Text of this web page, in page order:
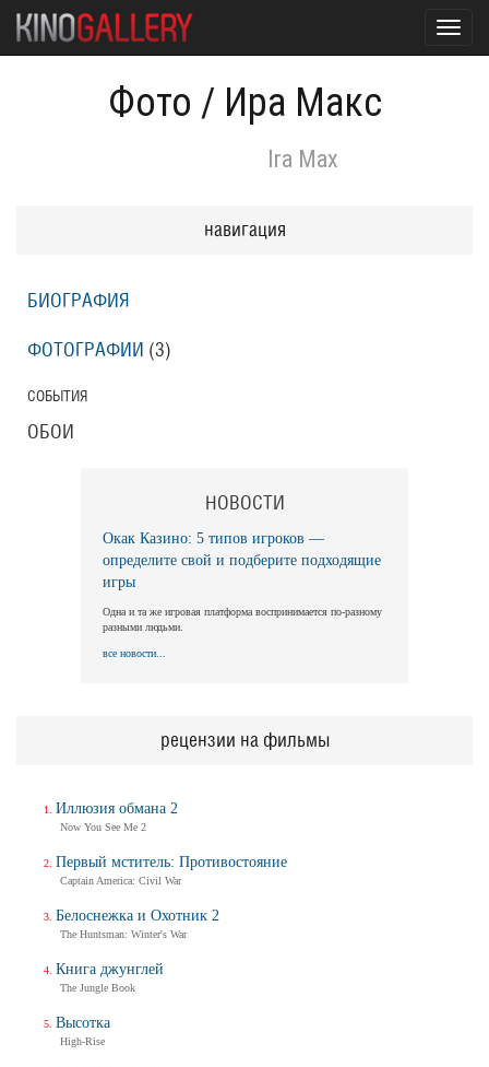
Фото / Ира Макс
Ira Max
навигация
БИОГРАФИЯ
ФОТОГРАФИИ (3)
СОБЫТИЯ
ОБОИ
НОВОСТИ
Окак Казино: 5 типов игроков —
определите свой и подберите подходящие
игры
Одна и та же игровая платформа воспринимается по-разному
разными людьми.
все новости...
рецензии на фильмы
Иллюзия обмана 2
Now You See Me 2
Первый мститель: Противостояние
Captain America: Civil War
Белоснежка и Охотник 2
The Huntsman: Winter's War
Книга джунглей
The Jungle Book
Высотка
High-Rise